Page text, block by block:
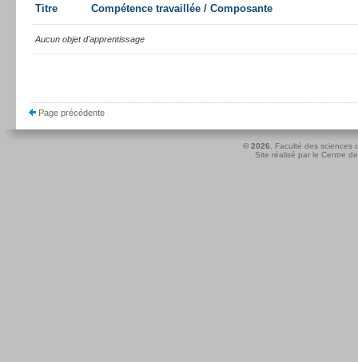
Titre Compétence travaillée / Composante
Aucun objet d'apprentissage
Page précédente
© 2026.
Faculté des sciences
Site réalisé par le Centre